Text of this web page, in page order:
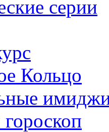
серии
Кольцо